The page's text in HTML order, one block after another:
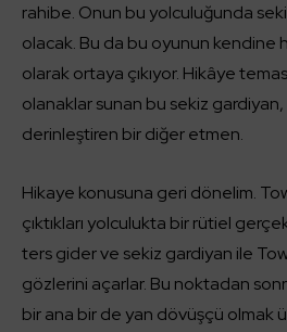
rahibe. Onun bu yolculuğunda
olacak. Bu da bu oyunun kendine
olarak ortaya çıkıyor. Hikâye
olanaklar sunan bu sekiz
derinleştiren bir diğer etmen.
Hikaye konusuna geri dönelim.
çıktıkları yolculukta bir rütiel
ters gider ve sekiz gardiyan ile
gözlerini açarlar. Bu noktadan
bir ana bir de yan dövüşçü olmak